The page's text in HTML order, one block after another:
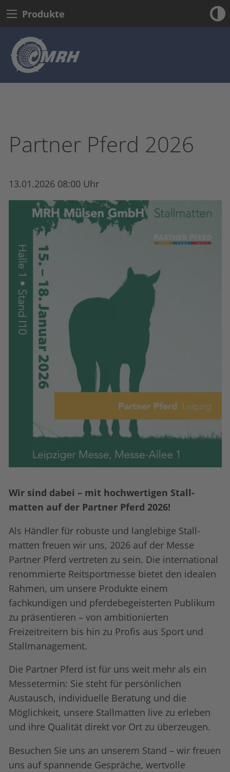
Produkte
Partner Pferd 2026
13.01.2026 08:00 Uhr
Wir sind dabei – mit hochwertigen Stall­
matten auf der Partner Pferd 2026!
Als Händler für robuste und langlebige Stall­
matten freuen wir uns, 2026 auf der Messe
Partner Pferd vertreten zu sein. Die international
renommierte Reitsportmesse bietet den idealen
Rahmen, um unsere Produkte einem
fachkundigen und pferdebegeisterten Publikum
zu präsentieren – von ambitionierten
Freizeitreitern bis hin zu Profis aus Sport und
Stallmanagement.
Die Partner Pferd ist für uns weit mehr als ein
Messetermin: Sie steht für persönlichen
Austausch, individuelle Beratung und die
Möglichkeit, unsere Stall­matten live zu erleben
und ihre Qualität direkt vor Ort zu überzeugen.
Besuchen Sie uns an unserem Stand – wir freuen
uns auf spannende Gespräche, wertvolle